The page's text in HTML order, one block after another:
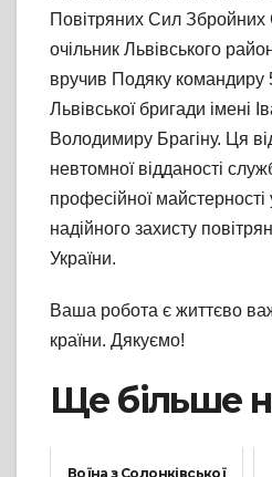
Повітряних Сил Збройних
очільник Львівського
вручив Подяку командиру
Львівської бригади імені
Володимиру Брагіну. Ця
невтомної відданості
професійної майстерності
надійного захисту
України.
Ваша робота є життєво
країни. Дякуємо!
Ще більше
Воїна з Солонківської